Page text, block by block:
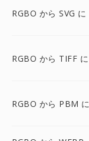
RGBO から SVG に
RGBO から TIFF に
RGBO から PBM に